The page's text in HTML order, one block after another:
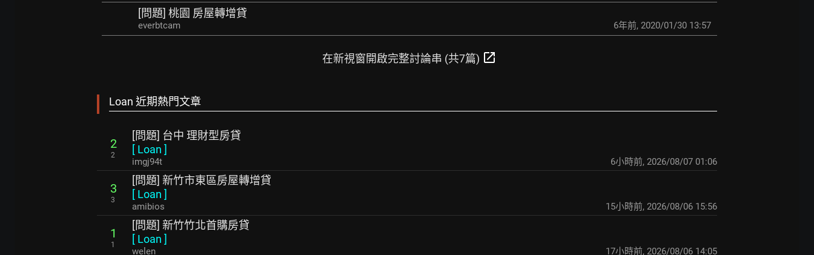
[問題] 桃園 房屋轉增貸
everbtcam 6年前, 2020/01/30 13:57
在新視窗開啟完整討論串 (共7篇) open_in_new
Loan 近期熱門文章
2
2
[問題] 台中 理財型房貸
[ Loan ]
imgj94t 6小時前, 2026/08/07 01:06
3
3
[問題] 新竹市東區房屋轉增貸
[ Loan ]
amibios 15小時前, 2026/08/06 15:56
1
1
[問題] 新竹竹北首購房貸
[ Loan ]
welen 17小時前, 2026/08/06 14:05